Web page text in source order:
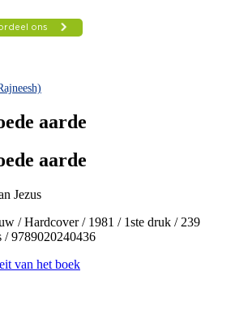
aarde
aarde
Jezus
/ Hardcover / 1981 / 1ste druk / 239
/ 9789020240436
van het boek